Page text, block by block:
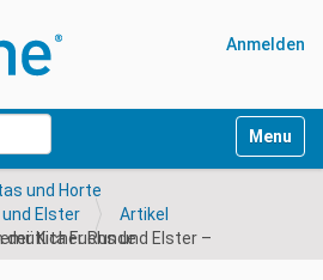
Anmelden
und Horte
Elster
Artikel
Vielfalt in gemütlicher Runde